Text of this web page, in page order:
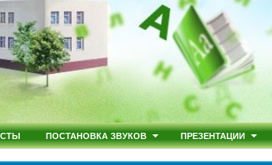
ПОСТАНОВКА ЗВУКОВ ПРЕЗЕНТАЦИИ